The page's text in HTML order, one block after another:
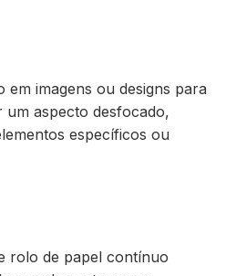
em imagens ou designs para
aspecto desfocado,
específicos ou
rolo de papel contínuo